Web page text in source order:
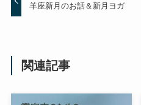
羊座新月のお話＆新月ヨガ
関連記事